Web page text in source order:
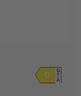
D
G
A